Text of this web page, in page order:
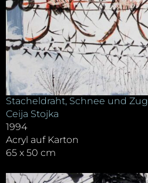
Stacheldraht, Schnee und Zug
Ceija Stojka
1994
Acryl auf Karton
65 x 50 cm